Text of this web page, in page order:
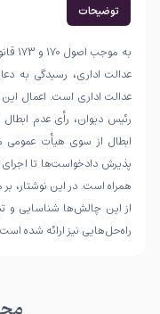
توضیحات
عدالت اداری، رسیدگی به
عدالت اداری است. اعمال
رئیس دیوان، رأی عدم
ابطال از سوی هیأت عمومی
پذیرش دادخواست‌ها تا
همراه است. در این نوشتار،
از این چالش‌ها شناسایی و
راه‌حل‌هایی نیز ارائه شده